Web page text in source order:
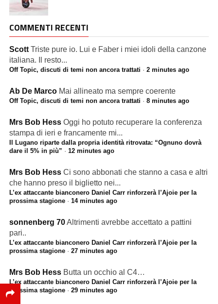
COMMENTI RECENTI
Scott Triste pure io. Lui e Faber i miei idoli della canzone
italiana. Il resto...
Off Topic, discuti di temi non ancora trattati · 2 minutes ago
Ab De Marco Mai allineato ma sempre coerente
Off Topic, discuti di temi non ancora trattati · 8 minutes ago
Mrs Bob Hess Oggi ho potuto recuperare la conferenza
stampa di ieri e francamente mi...
Il Lugano riparte dalla propria identità ritrovata: “Ognuno dovrà
dare il 5% in più” · 12 minutes ago
Mrs Bob Hess Ci sono abbonati che stanno a casa e altri
che hanno preso il biglietto nei...
L’ex attaccante bianconero Daniel Carr rinforzerà l’Ajoie per la
prossima stagione· 14 minutes ago
sonnenberg 70Altrimenti avrebbe accettato a pattini
pari..
L’ex attaccante bianconero Daniel Carr rinforzerà l’Ajoie per la
prossima stagione· 27 minutes ago
Mrs Bob Hess Butta un occhio al C4…
L’ex attaccante bianconero Daniel Carr rinforzerà l’Ajoie per la
prossima stagione· 29 minutes ago